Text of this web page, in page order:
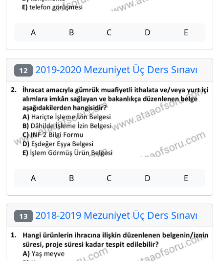
A B C D E
12 2019-2020 Mezuniyet Üç Ders Sınavı
A B C D E
13 2018-2019 Mezuniyet Üç Ders Sınavı